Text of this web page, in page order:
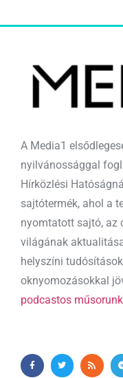
A Media1
nyilvánossággal
Hírközlési
sajtótermék, ahol a
nyomtatott sajtó, az
világának
helyszíni
oknyomozásokkal
podcastos műsorunk